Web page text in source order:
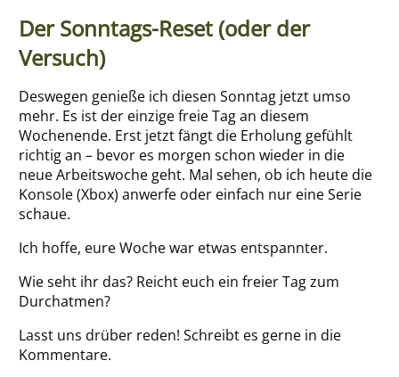
Der Sonntags-Reset (oder der
Versuch)
Deswegen genieße ich diesen Sonntag jetzt umso
mehr. Es ist der einzige freie Tag an diesem
Wochenende. Erst jetzt fängt die Erholung gefühlt
richtig an – bevor es morgen schon wieder in die
neue Arbeitswoche geht. Mal sehen, ob ich heute die
Konsole (Xbox) anwerfe oder einfach nur eine Serie
schaue.
Ich hoffe, eure Woche war etwas entspannter.
Wie seht ihr das? Reicht euch ein freier Tag zum
Durchatmen?
Lasst uns drüber reden! Schreibt es gerne in die
Kommentare.